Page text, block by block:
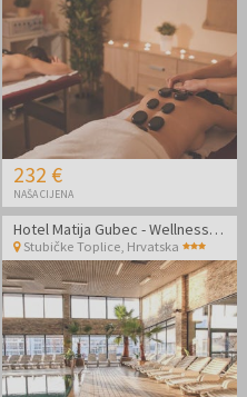
232 €
NAŠA CIJENA
Hotel Matija Gubec - Wellness vikend odmor uz masažu za par u Termama Stubaki
Stubičke Toplice, Hrvatska